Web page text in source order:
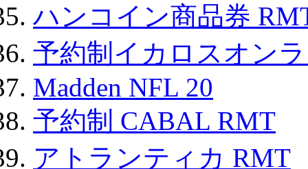
ハンコイン商品券
予約制イカロスオン
Madden NFL 20
予約制 CABAL RMT
アトランティカ RMT